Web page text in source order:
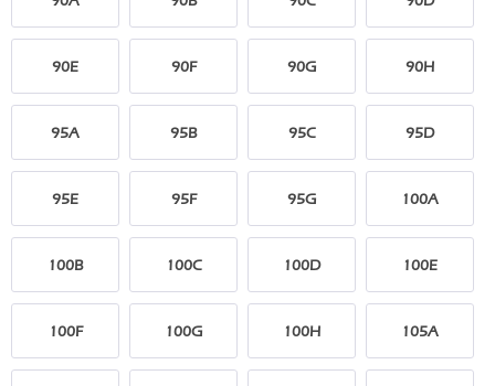
90E 90F 90G 90H
95A 95B 95C 95D
95E 95F 95G 100A
100B 100C 100D 100E
100F 100G 100H 105A